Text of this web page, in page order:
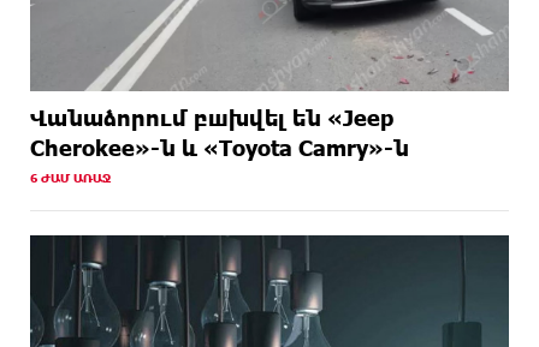
Վանաձորում բшխվել են «Jeep
Cherokee»-ն և «Toyota Camry»-ն
6 ԺԱՄ ԱՌԱՋ